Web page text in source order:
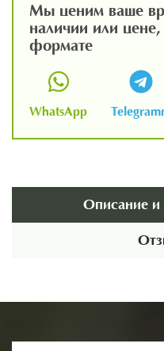
Мы ценим ваше
наличии или
формате
WhatsApp
Описание и